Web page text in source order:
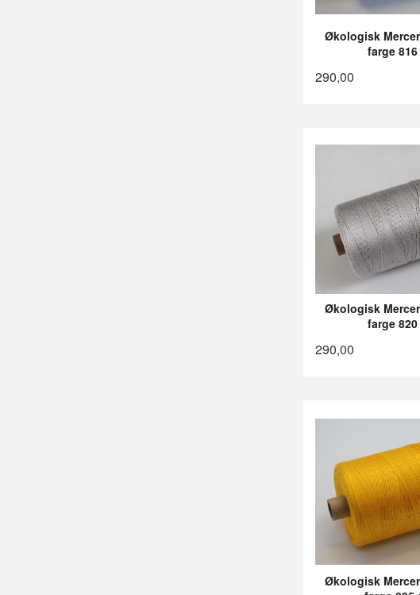
Økologisk
farge
290,00
Økologisk
farge
290,00
Økologisk